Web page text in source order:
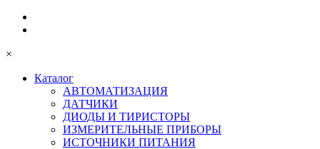
×
Каталог
АВТОМАТИЗАЦИЯ
ДАТЧИКИ
ДИОДЫ И ТИРИСТОРЫ
ИЗМЕРИТЕЛЬНЫЕ ПРИБОРЫ
ИСТОЧНИКИ ПИТАНИЯ